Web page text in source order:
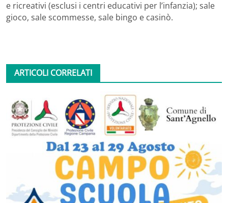
e ricreativi (esclusi i centri educativi per l’infanzia); sale
gioco, sale scommesse, sale bingo e casinò.
ARTICOLI CORRELATI